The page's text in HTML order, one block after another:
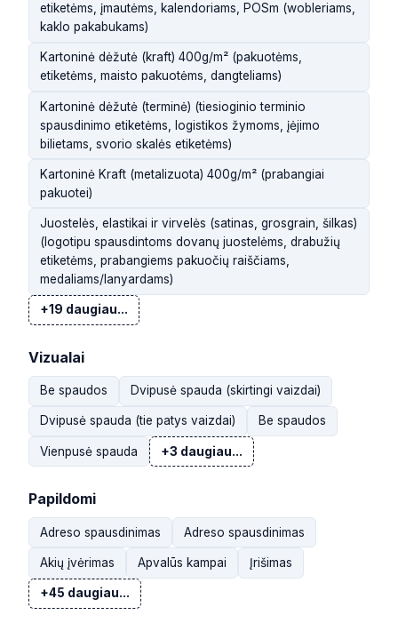
etiketėms, įmautėms, kalendoriams, POSm (wobleriams,
kaklo pakabukams)
Kartoninė dėžutė (kraft) 400g/m² (pakuotėms,
etiketėms, maisto pakuotėms, dangteliams)
Kartoninė dėžutė (terminė) (tiesioginio terminio
spausdinimo etiketėms, logistikos žymoms, įėjimo
bilietams, svorio skalės etiketėms)
Kartoninė Kraft (metalizuota) 400g/m² (prabangiai
pakuotei)
Juostelės, elastikai ir virvelės (satinas, grosgrain, šilkas)
(logotipu spausdintoms dovanų juostelėms, drabužių
etiketėms, prabangiems pakuočių raiščiams,
medaliams/lanyardams)
+19 daugiau...
Vizualai
Be spaudos Dvipusė spauda (skirtingi vaizdai)
Dvipusė spauda (tie patys vaizdai) Be spaudos
Vienpusė spauda +3 daugiau...
Papildomi
Adreso spausdinimas Adreso spausdinimas
Akių įvėrimas Apvalūs kampai Įrišimas
+45 daugiau...